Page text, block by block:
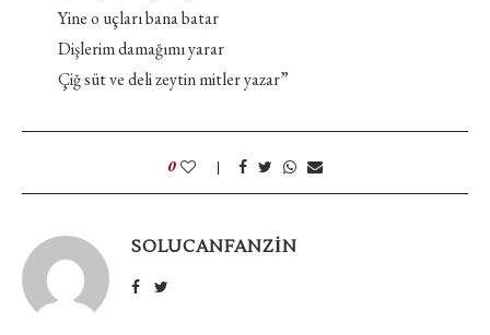
Yine o uçları bana batar
Dişlerim damağımı yarar
Çiğ süt ve deli zeytin mitler yazar”
0
SOLUCANFANZIN